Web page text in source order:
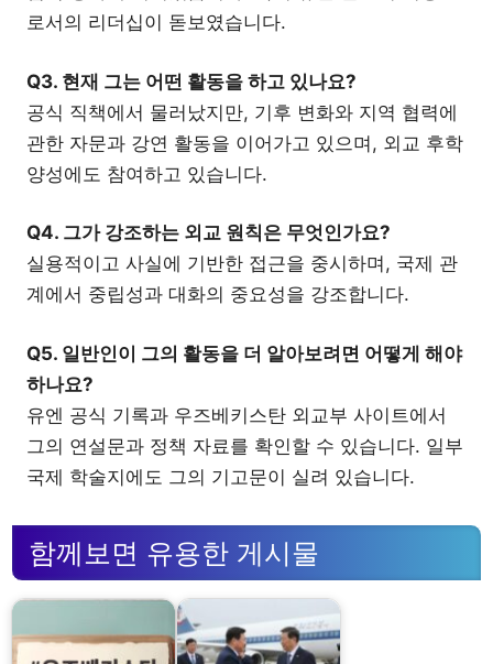
로서의 리더십이 돋보였습니다.
Q3. 현재 그는 어떤 활동을 하고 있나요?
공식 직책에서 물러났지만, 기후 변화와 지역 협력에
관한 자문과 강연 활동을 이어가고 있으며, 외교 후학
양성에도 참여하고 있습니다.
Q4. 그가 강조하는 외교 원칙은 무엇인가요?
실용적이고 사실에 기반한 접근을 중시하며, 국제 관
계에서 중립성과 대화의 중요성을 강조합니다.
Q5. 일반인이 그의 활동을 더 알아보려면 어떻게 해야
하나요?
유엔 공식 기록과 우즈베키스탄 외교부 사이트에서
그의 연설문과 정책 자료를 확인할 수 있습니다. 일부
국제 학술지에도 그의 기고문이 실려 있습니다.
함께보면 유용한 게시물